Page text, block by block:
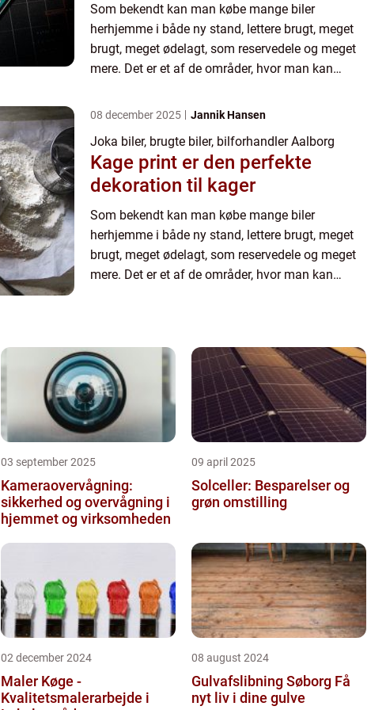
Som bekendt kan man købe mange biler
herhjemme i både ny stand, lettere brugt, meget
brugt, meget ødelagt, som reservedele og meget
mere. Det er et af de områder, hvor man kan
fremover, og man ender endda med...
08 december 2025 Jannik Hansen
Joka biler, brugte biler, bilforhandler Aalborg
Kage print er den perfekte
dekoration til kager
Som bekendt kan man købe mange biler
herhjemme i både ny stand, lettere brugt, meget
brugt, meget ødelagt, som reservedele og meget
mere. Det er et af de områder, hvor man kan
03 september 2025
Kameraovervågning:
sikkerhed og overvågning i
hjemmet og virksomheden
09 april 2025
Solceller: Besparelser og
grøn omstilling
02 december 2024
Maler Køge -
Kvalitetsmalerarbejde i
08 august 2024
Gulvafslibning Søborg Få
nyt liv i dine gulve